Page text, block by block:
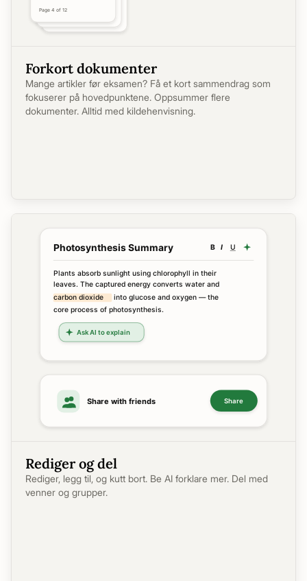
Forkort dokumenter
Mange artikler før eksamen? Få et kort sammendrag som
fokuserer på hovedpunktene. Oppsummer flere
dokumenter. Alltid med kildehenvisning.
Rediger og del
Rediger, legg til, og kutt bort. Be AI forklare mer. Del med
venner og grupper.